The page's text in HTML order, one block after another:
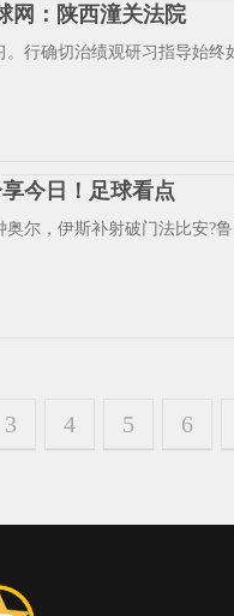
网：陕西潼关法院
行确切治绩观研习指导始
今日！足球看点
尔，伊斯补射破门法比安?
3 4 5 6